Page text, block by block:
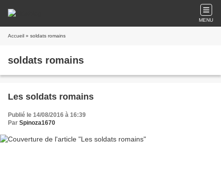
MENU
Accueil » soldats romains
soldats romains
Les soldats romains
Publié le 14/08/2016 à 16:39
Par Spinoza1670